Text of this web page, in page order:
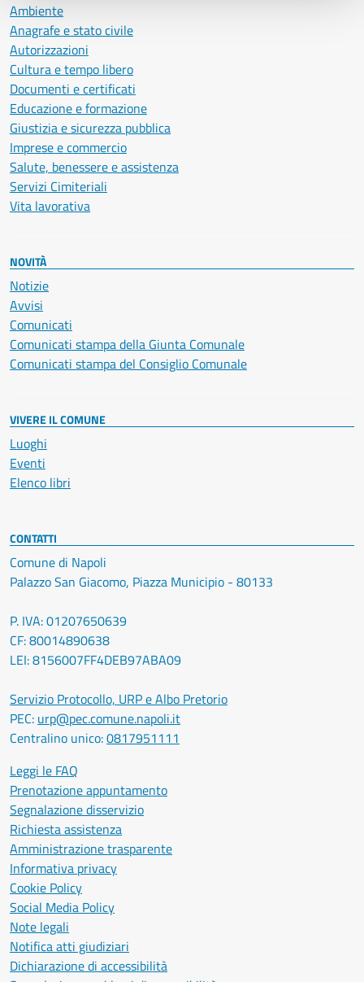
Ambiente
Anagrafe e stato civile
Autorizzazioni
Cultura e tempo libero
Documenti e certificati
Educazione e formazione
Giustizia e sicurezza pubblica
Imprese e commercio
Salute, benessere e assistenza
Servizi Cimiteriali
Vita lavorativa
NOVITÀ
Notizie
Avvisi
Comunicati
Comunicati stampa della Giunta Comunale
Comunicati stampa del Consiglio Comunale
VIVERE IL COMUNE
Luoghi
Eventi
Elenco libri
CONTATTI
Comune di Napoli
Palazzo San Giacomo, Piazza Municipio - 80133
P. IVA: 01207650639
CF: 80014890638
LEI: 8156007FF4DEB97ABA09
Servizio Protocollo, URP e Albo Pretorio
PEC: urp@pec.comune.napoli.it
Centralino unico:0817951111
Leggi le FAQ
Prenotazione appuntamento
Segnalazione disservizio
Richiesta assistenza
Amministrazione trasparente
Informativa privacy
Cookie Policy
Social Media Policy
Note legali
Notifica atti giudiziari
Dichiarazione di accessibilità